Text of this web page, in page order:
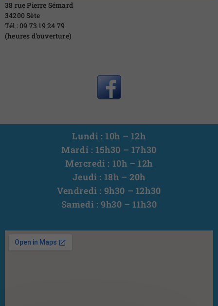
38 rue Pierre Sémard
34200 Sète
Tél : 09 73 19 24 79
(heures d’ouverture)
Lundi : 10h – 12h
Mardi : 15h30 – 17h30
Mercredi : 10h – 12h
Jeudi : 18h – 20h
Vendredi : 9h30 – 12h30
Samedi : 9h30 – 11h30